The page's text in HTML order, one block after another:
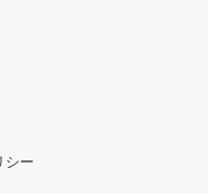
シー